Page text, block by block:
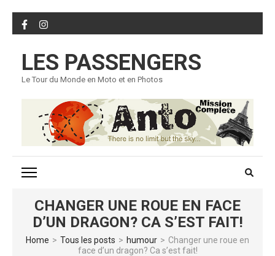
Skip
to
(Press
Enter)
LES PASSENGERS
Le Tour du Monde en Moto et en Photos
CHANGER UNE ROUE EN FACE
D’UN DRAGON? CA S’EST FAIT!
Home > Tous les posts > humour > Changer une roue en
face d’un dragon? Ca s’est fait!